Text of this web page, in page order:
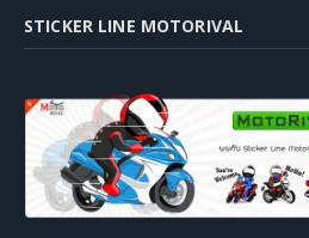
STICKER LINE MOTORIVAL